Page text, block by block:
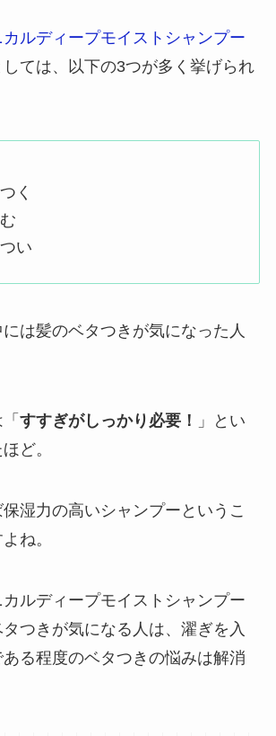
ルディープモイストシャンプー
ては、以下の3つが多く挙げられ
く
い
は髪のベタつきが気になった人
すすぎがしっかり必要！
」とい
ど。
湿力の高いシャンプーというこ
ね。
ルディープモイストシャンプー
つきが気になる人は、濯ぎを入
る程度のベタつきの悩みは解消